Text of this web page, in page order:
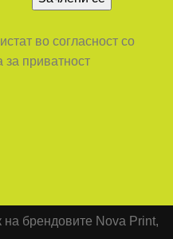
во согласност со
приватност
брендовите Nova Print,